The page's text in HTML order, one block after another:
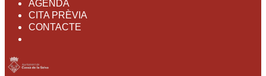
AGENDA
CITA PRÈVIA
CONTACTE